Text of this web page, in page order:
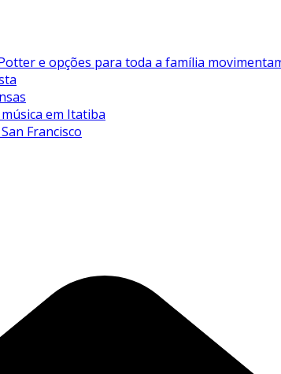
e opções para toda a família
em Itatiba
Francisco